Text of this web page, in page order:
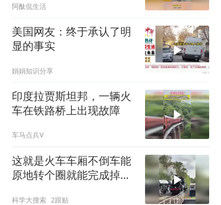
阿酞侃生活
美国网友：终于承认了明
显的事实
娟娟知识分享
印度拉贾斯坦邦，一辆火
车在铁路桥上出现故障
车马点兵V
这就是火车车厢不倒车能
原地转个圈就能完成掉头
科学大搜索 2跟贴